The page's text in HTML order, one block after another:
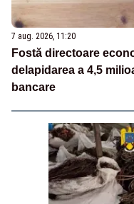
7 aug. 2026, 11:20
Fostă directoare
delapidarea a 4,5
bancare